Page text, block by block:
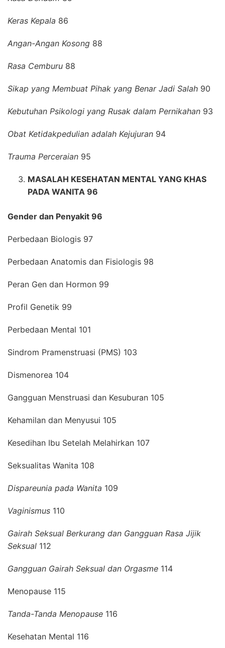
Keras Kepala 86
Angan-Angan Kosong 88
Rasa Cemburu 88
Sikap yang Membuat Pihak yang Benar Jadi Salah 90
Kebutuhan Psikologi yang Rusak dalam Pernikahan 93
Obat Ketidakpedulian adalah Kejujuran 94
Trauma Perceraian 95
MASALAH KESEHATAN MENTAL YANG KHAS
PADA WANITA 96
Gender dan Penyakit 96
Perbedaan Biologis 97
Perbedaan Anatomis dan Fisiologis 98
Peran Gen dan Hormon 99
Profil Genetik 99
Perbedaan Mental 101
Sindrom Pramenstruasi (PMS) 103
Dismenorea 104
Gangguan Menstruasi dan Kesuburan 105
Kehamilan dan Menyusui 105
Kesedihan Ibu Setelah Melahirkan 107
Seksualitas Wanita 108
Dispareunia pada Wanita 109
Vaginismus 110
Gairah Seksual Berkurang dan Gangguan Rasa Jijik
Seksual 112
Gangguan Gairah Seksual dan Orgasme 114
Menopause 115
Tanda-Tanda Menopause 116
Kesehatan Mental 116